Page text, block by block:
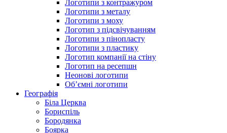
Логотипи з контражуром
Логотипи з металу
Логотипи з моху
Логотип з підсвічуванням
Логотипи з пінопласту
Логотипи з пластику
Логотип компанії на стіну
Логотип на ресепшн
Неонові логотипи
Об’ємні логотипи
Географія
Біла Церква
Бориспіль
Бородянка
Боярка